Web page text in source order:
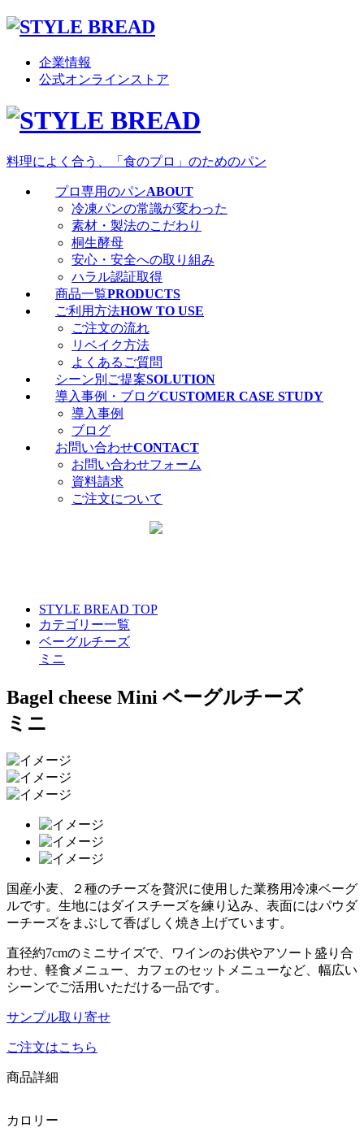
企業情報
公式オンラインストア
料理によく合う、「食のプロ」のためのパン
プロ専用のパンABOUT
冷凍パンの常識が変わった
素材・製法のこだわり
桐生酵母
安心・安全への取り組み
ハラル認証取得
商品一覧PRODUCTS
ご利用方法HOW TO USE
ご注文の流れ
リベイク方法
よくあるご質問
シーン別ご提案SOLUTION
導入事例・ブログCUSTOMER CASE STUDY
導入事例
ブログ
お問い合わせCONTACT
お問い合わせフォーム
資料請求
ご注文について
STYLE BREAD TOP
カテゴリー一覧
ベーグルチーズ
ミニ
Bagel cheese Mini ベーグルチーズ
ミニ
国産小麦、２種のチーズを贅沢に使用した業務用冷凍ベーグ
ルです。生地にはダイスチーズを練り込み、表面にはパウダ
ーチーズをまぶして香ばしく焼き上げています。
直径約7cmのミニサイズで、ワインのお供やアソート盛り合
わせ、軽食メニュー、カフェのセットメニューなど、幅広い
シーンでご活用いただける一品です。
サンプル取り寄せ
ご注文はこちら
商品詳細
カロリー